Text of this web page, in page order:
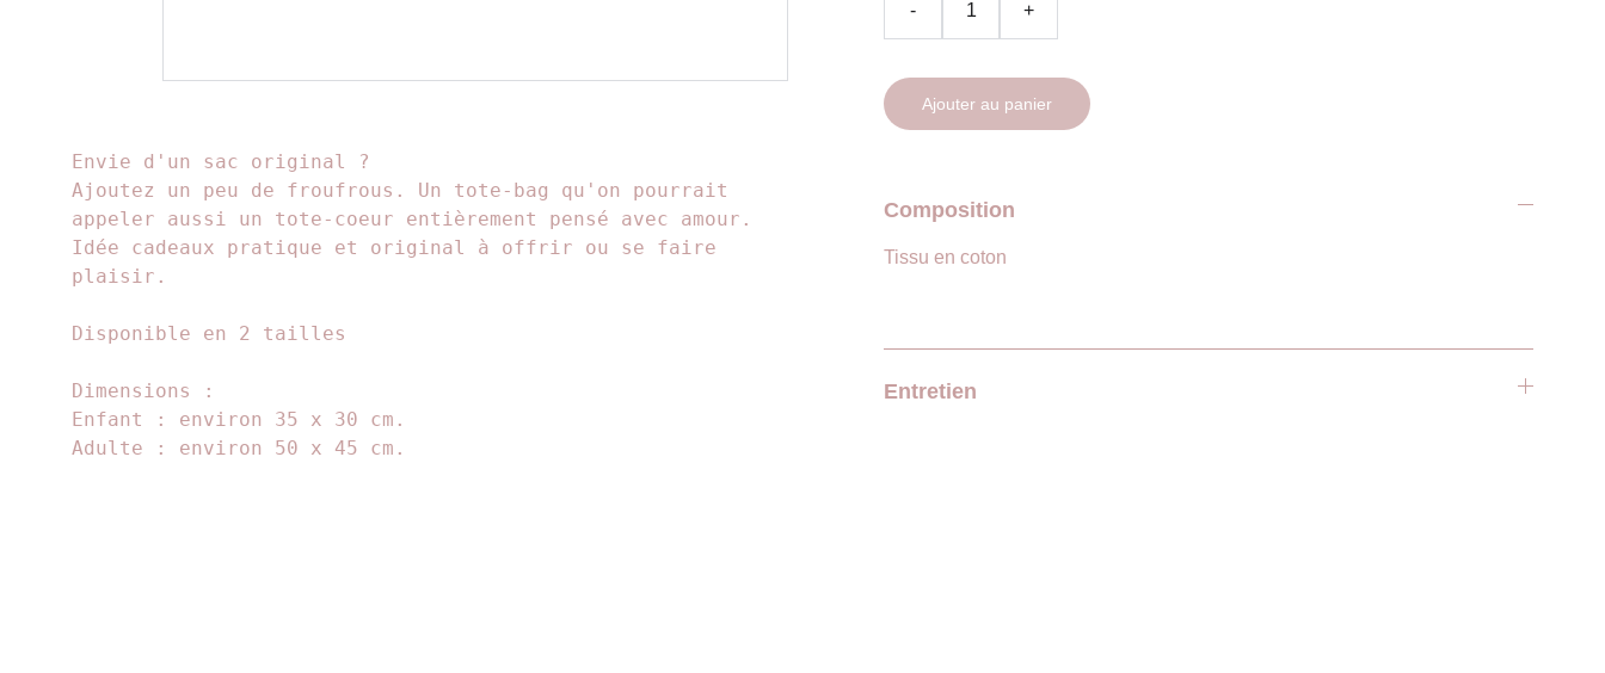
Envie d'un sac original ?
Ajoutez un peu de froufrous. Un tote-bag qu'on pourrait
appeler aussi un tote-coeur entièrement pensé avec amour.
Idée cadeaux pratique et original à offrir ou se faire
plaisir.
Disponible en 2 tailles
Dimensions :
Enfant : environ 35 x 30 cm.
Adulte : environ 50 x 45 cm.
- +
Ajouter au panier
Composition
Tissu en coton
Entretien